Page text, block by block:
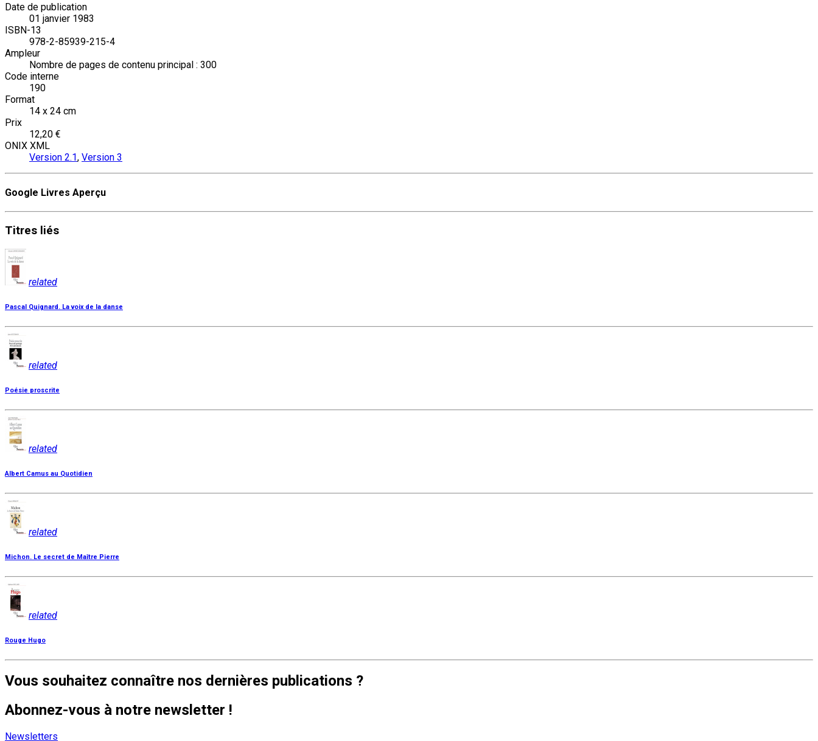
Date de publication
01 janvier 1983
ISBN-13
978-2-85939-215-4
Ampleur
Nombre de pages de contenu principal : 300
Code interne
190
Format
14 x 24 cm
Prix
12,20 €
ONIX XML
Version 2.1, Version 3
Google Livres Aperçu
Titres liés
related
Pascal Quignard. La voix de la danse
related
Poésie proscrite
related
Albert Camus au Quotidien
related
Michon. Le secret de Maître Pierre
related
Rouge Hugo
Vous souhaitez connaître nos dernières publications ?
Abonnez-vous à notre newsletter !
Newsletters